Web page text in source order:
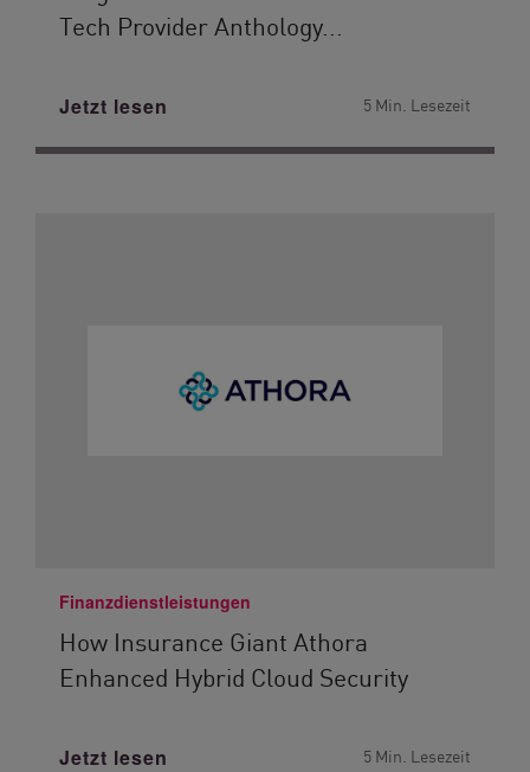
Tech Provider Anthology...
Jetzt lesen 5 Min. Lesezeit
Finanzdienstleistungen
How Insurance Giant Athora
Enhanced Hybrid Cloud Security
Jetzt lesen 5 Min. Lesezeit